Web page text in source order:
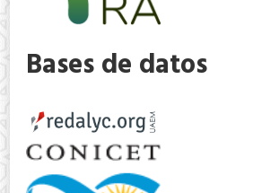
Bases de datos